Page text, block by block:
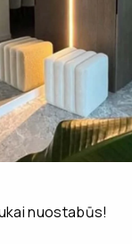
nuostabūs!